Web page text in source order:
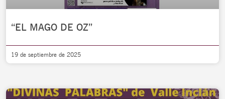
“EL MAGO DE OZ”
19 de septiembre de 2025